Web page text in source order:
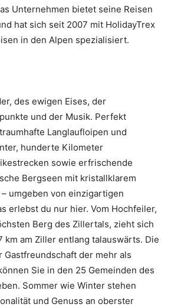
Unternehmen bietet seine Reisen
hat sich seit 2007 mit HolidayTrex
in den Alpen spezialisiert.
des ewigen Eises, der
und der Musik. Perfekt
Langlaufloipen und
hunderte Kilometer
sowie erfrischende
Bergseen mit kristallklarem
umgeben von einzigartigen
erlebst du nur hier. Vom Hochfeiler,
Berg des Zillertals, zieht sich
km am Ziller entlang talauswärts. Die
der mehr als
Sie in den 25 Gemeinden des
Sommer wie Winter stehen
und Genuss an oberster